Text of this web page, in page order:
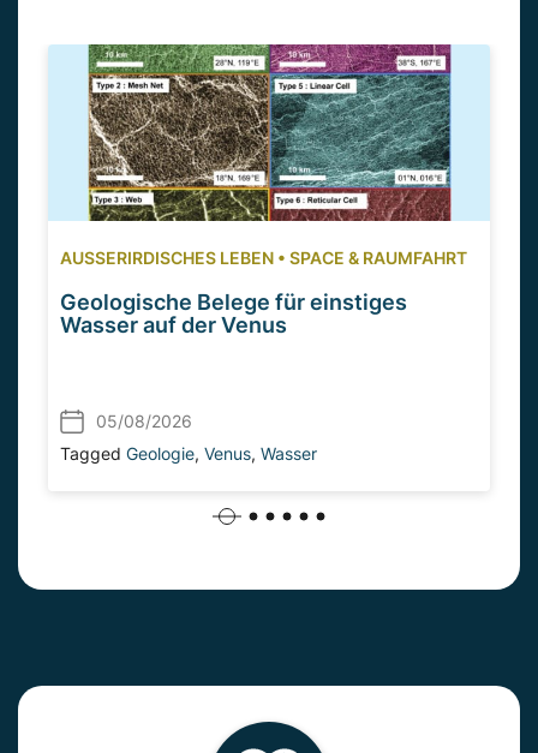
AUSSERIRDISCHES LEBEN • SPACE & RAUMFAHRT
Geologische Belege für einstiges
Wasser auf der Venus
05/08/2026
Tagged Geologie, Venus, Wasser